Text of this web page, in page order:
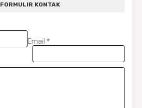
FORMULIR KONTAK
Email *